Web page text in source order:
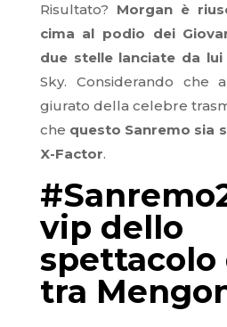
Risultato? Morgan è
cima al podio dei
due stelle lanciate da lui
Sky. Considerando che
giurato della celebre
che questo Sanremo
X-Factor.
vip dello
spettacolo
tra